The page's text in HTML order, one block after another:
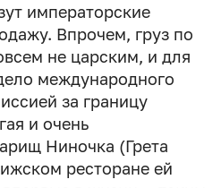
императорские
Впрочем, груз по
не царским, и для
международного
за границу
и очень
Ниночка (Грета
ресторане ей